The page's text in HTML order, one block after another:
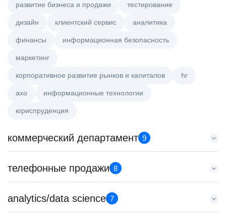
развитие бизнеса и продажи тестирование
дизайн клиентский сервис аналитика
финансы информационная безопасность
маркетинг
корпоративное развитие рынков и капиталов hr
axo информационные технологии
юриспруденция
коммерческий департамент 9
Key Account Manager (EdTech)
HeadHunter::Коммерческий департамент
150000 ₽
телефонные продажи 8
Менеджер по продажам в сегменте малого и среднего
бизнеса
analytics/data science 7